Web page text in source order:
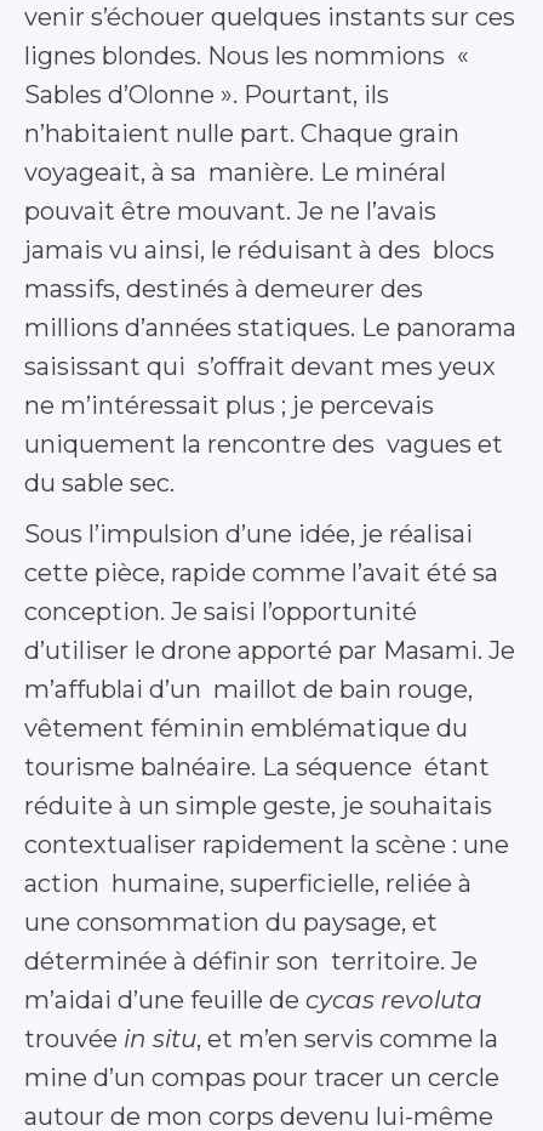
venir s’échouer quelques instants sur ces
lignes blondes. Nous les nommions «
Sables d’Olonne ». Pourtant, ils
n’habitaient nulle part. Chaque grain
voyageait, à sa manière. Le minéral
pouvait être mouvant. Je ne l’avais
jamais vu ainsi, le réduisant à des blocs
massifs, destinés à demeurer des
millions d’années statiques. Le panorama
saisissant qui s’offrait devant mes yeux
ne m’intéressait plus ; je percevais
uniquement la rencontre des vagues et
du sable sec.
Sous l’impulsion d’une idée, je réalisai
cette pièce, rapide comme l’avait été sa
conception. Je saisi l’opportunité
d’utiliser le drone apporté par Masami. Je
m’affublai d’un maillot de bain rouge,
vêtement féminin emblématique du
tourisme balnéaire. La séquence étant
réduite à un simple geste, je souhaitais
contextualiser rapidement la scène : une
action humaine, superficielle, reliée à
une consommation du paysage, et
déterminée à définir son territoire. Je
m’aidai d’une feuille de cycas revoluta
trouvée in situ, et m’en servis comme la
mine d’un compas pour tracer un cercle
autour de mon corps devenu lui-même